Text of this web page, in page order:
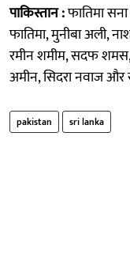
पाकिस्तान :फातिमा
फातिमा, मुनीबा अली,
रमीन शमीम, सदफ शमस,
अमीन, सिदरा नवाज
pakistan sri lanka